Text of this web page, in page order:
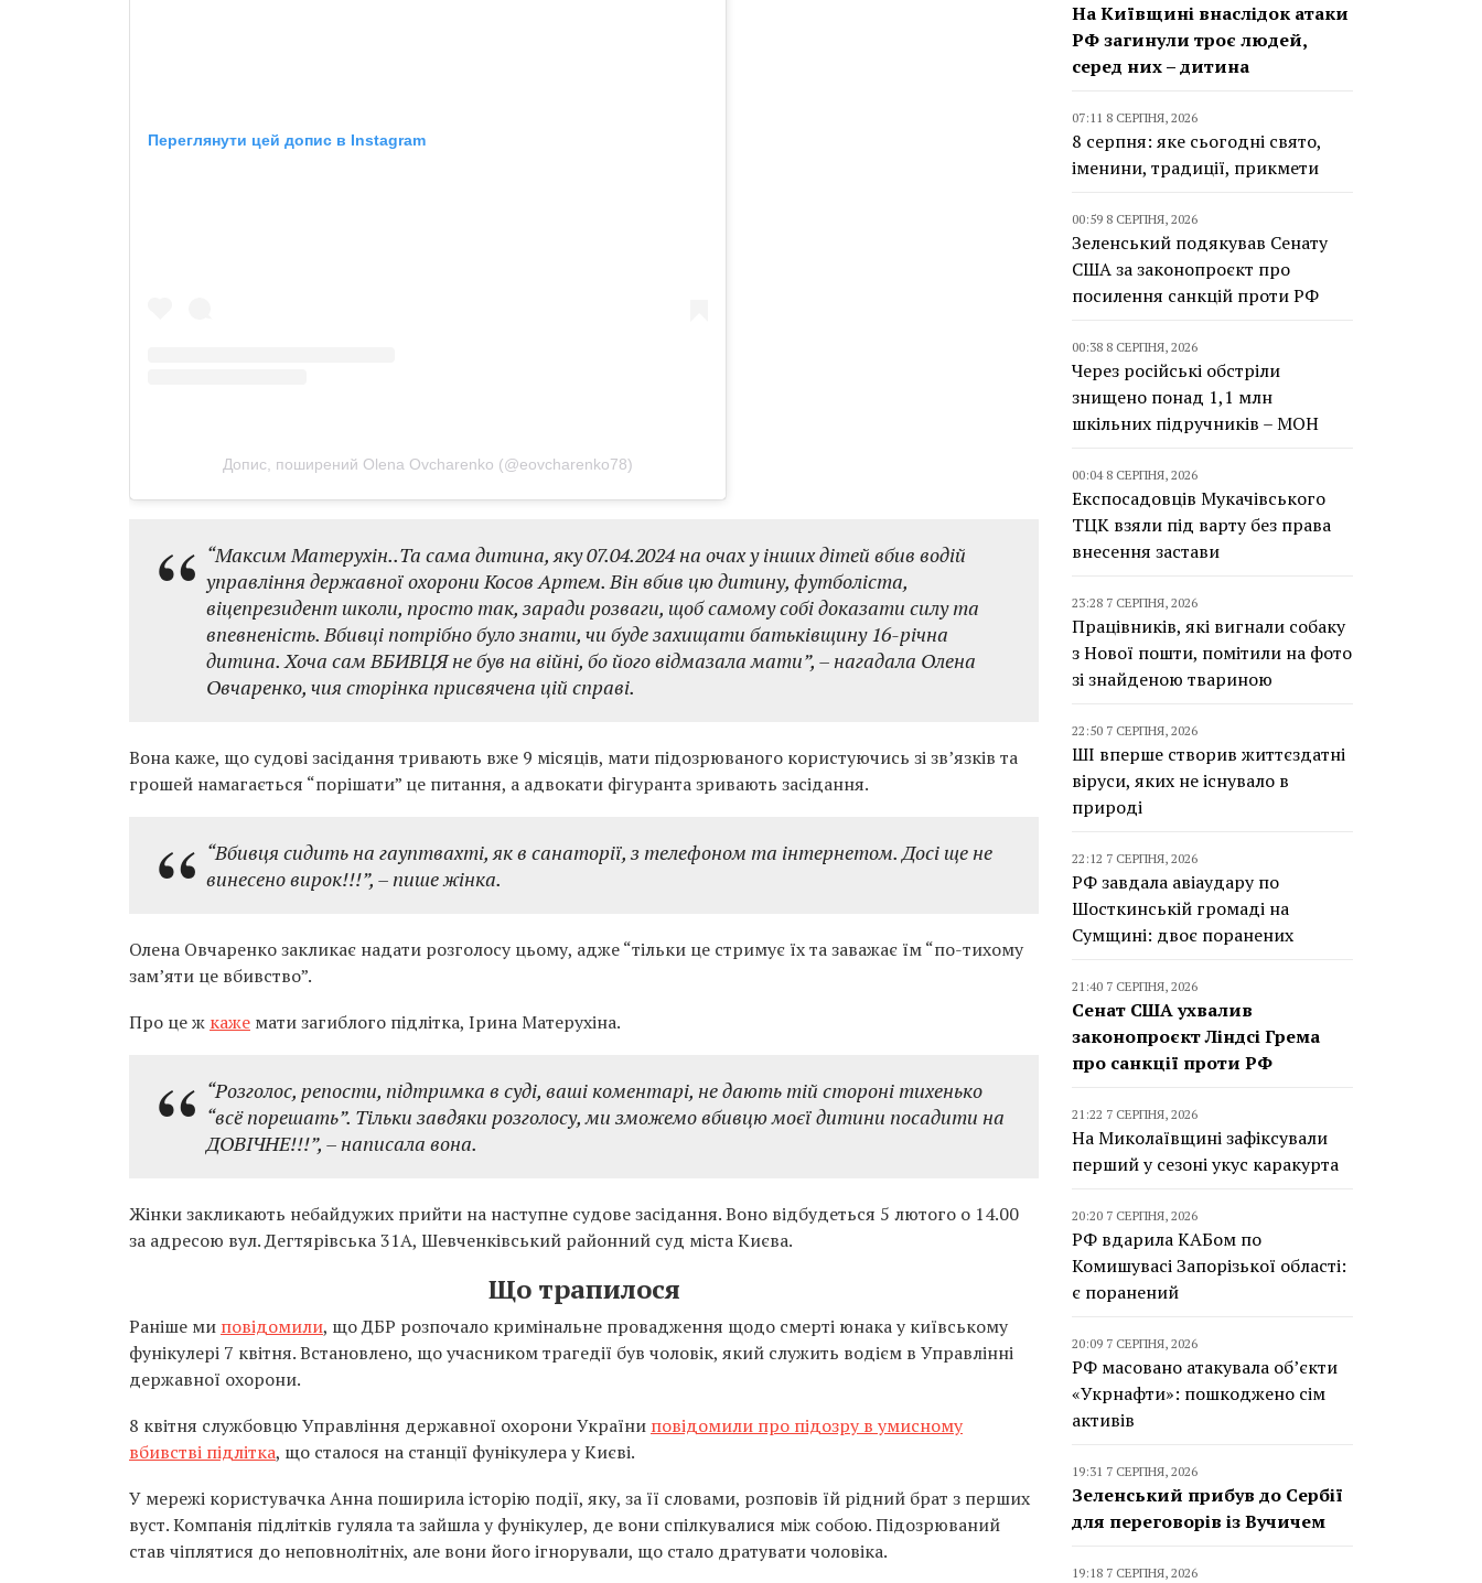
Переглянути цей допис в Instagram
Допис, поширений Olena Ovcharenko (@eovcharenko78)
“Максим Матерухін..Та сама дитина, яку 07.04.2024 на очах у інших дітей вбив водій
управління державної охорони Косов Артем. Він вбив цю дитину, футболіста,
віцепрезидент школи, просто так, заради розваги, щоб самому собі доказати силу та
впевненість. Вбивці потрібно було знати, чи буде захищати батьківщину 16-річна
дитина. Хоча сам ВБИВЦЯ не був на війні, бо його відмазала мати”, – нагадала Олена
Овчаренко, чия сторінка присвячена цій справі.
Вона каже, що судові засідання тривають вже 9 місяців, мати підозрюваного користуючись зі зв’язків та
грошей намагається “порішати” це питання, а адвокати фігуранта зривають засідання.
“Вбивця сидить на гауптвахті, як в санаторії, з телефоном та інтернетом. Досі ще не
винесено вирок!!!”, – пише жінка.
Олена Овчаренко закликає надати розголосу цьому, адже “тільки це стримує їх та заважає їм “по-тихому
зам’яти це вбивство”.
Про це ж каже мати загиблого підлітка, Ірина Матерухіна.
“Розголос, репости, підтримка в суді, ваші коментарі, не дають тій стороні тихенько
“всё порешать”. Тільки завдяки розголосу, ми зможемо вбивцю моєї дитини посадити на
ДОВІЧНЕ!!!”, – написала вона.
Жінки закликають небайдужих прийти на наступне судове засідання. Воно відбудеться 5 лютого о 14.00
за адресою вул. Дегтярівська 31А, Шевченківський районний суд міста Києва.
Що трапилося
Раніше ми повідомили, що ДБР розпочало кримінальне провадження щодо смерті юнака у київському
фунікулері 7 квітня. Встановлено, що учасником трагедії був чоловік, який служить водієм в Управлінні
державної охорони.
8 квітня службовцю Управління державної охорони України повідомили про підозру в умисному
вбивстві підлітка, що сталося на станції фунікулера у Києві.
У мережі користувачка Анна поширила історію події, яку, за її словами, розповів їй рідний брат з перших
вуст. Компанія підлітків гуляла та зайшла у фунікулер, де вони спілкувалися між собою. Підозрюваний
став чіплятися до неповнолітніх, але вони його ігнорували, що стало дратувати чоловіка.
На Київщині внаслідок атаки
РФ загинули троє людей,
серед них – дитина
07:11 8 СЕРПНЯ, 2026
8 серпня: яке сьогодні свято,
іменини, традиції, прикмети
00:59 8 СЕРПНЯ, 2026
Зеленський подякував Сенату
США за законопроєкт про
посилення санкцій проти РФ
00:38 8 СЕРПНЯ, 2026
Через російські обстріли
знищено понад 1,1 млн
шкільних підручників – МОН
00:04 8 СЕРПНЯ, 2026
Експосадовців Мукачівського
ТЦК взяли під варту без права
внесення застави
23:28 7 СЕРПНЯ, 2026
Працівників, які вигнали собаку
з Нової пошти, помітили на фото
зі знайденою твариною
22:50 7 СЕРПНЯ, 2026
ШІ вперше створив життєздатні
віруси, яких не існувало в
природі
22:12 7 СЕРПНЯ, 2026
РФ завдала авіаудару по
Шосткинській громаді на
Сумщині: двоє поранених
21:40 7 СЕРПНЯ, 2026
Сенат США ухвалив
законопроєкт Ліндсі Грема
про санкції проти РФ
21:22 7 СЕРПНЯ, 2026
На Миколаївщині зафіксували
перший у сезоні укус каракурта
20:20 7 СЕРПНЯ, 2026
РФ вдарила КАБом по
Комишувасі Запорізької області:
є поранений
20:09 7 СЕРПНЯ, 2026
РФ масовано атакувала об’єкти
«Укрнафти»: пошкоджено сім
активів
19:31 7 СЕРПНЯ, 2026
Зеленський прибув до Сербії
для переговорів із Вучичем
19:18 7 СЕРПНЯ, 2026